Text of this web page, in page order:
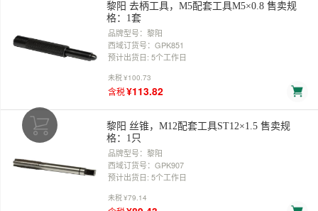
黎阳 去柄工具，M5配套工具M5×0.8 售卖规
格：1套
品牌型号：黎阳
西域订货号：GPK851
预计出货日: 5个工作日
未税¥100.73
含税¥113.82
黎阳 丝锥，M12配套工具ST12×1.5 售卖规
格：1只
品牌型号：黎阳
西域订货号：GPK907
预计出货日: 5个工作日
未税¥79.14